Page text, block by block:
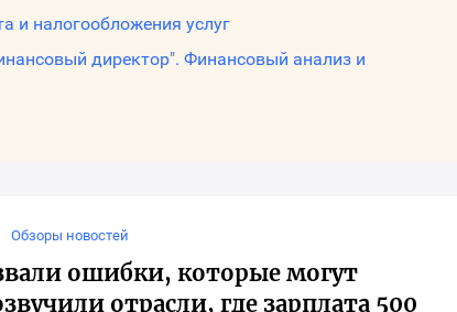
и налогообложения услуг
директор". Финансовый анализ и
Обзоры новостей
ошибки, которые могут
отрасли, где зарплата 500